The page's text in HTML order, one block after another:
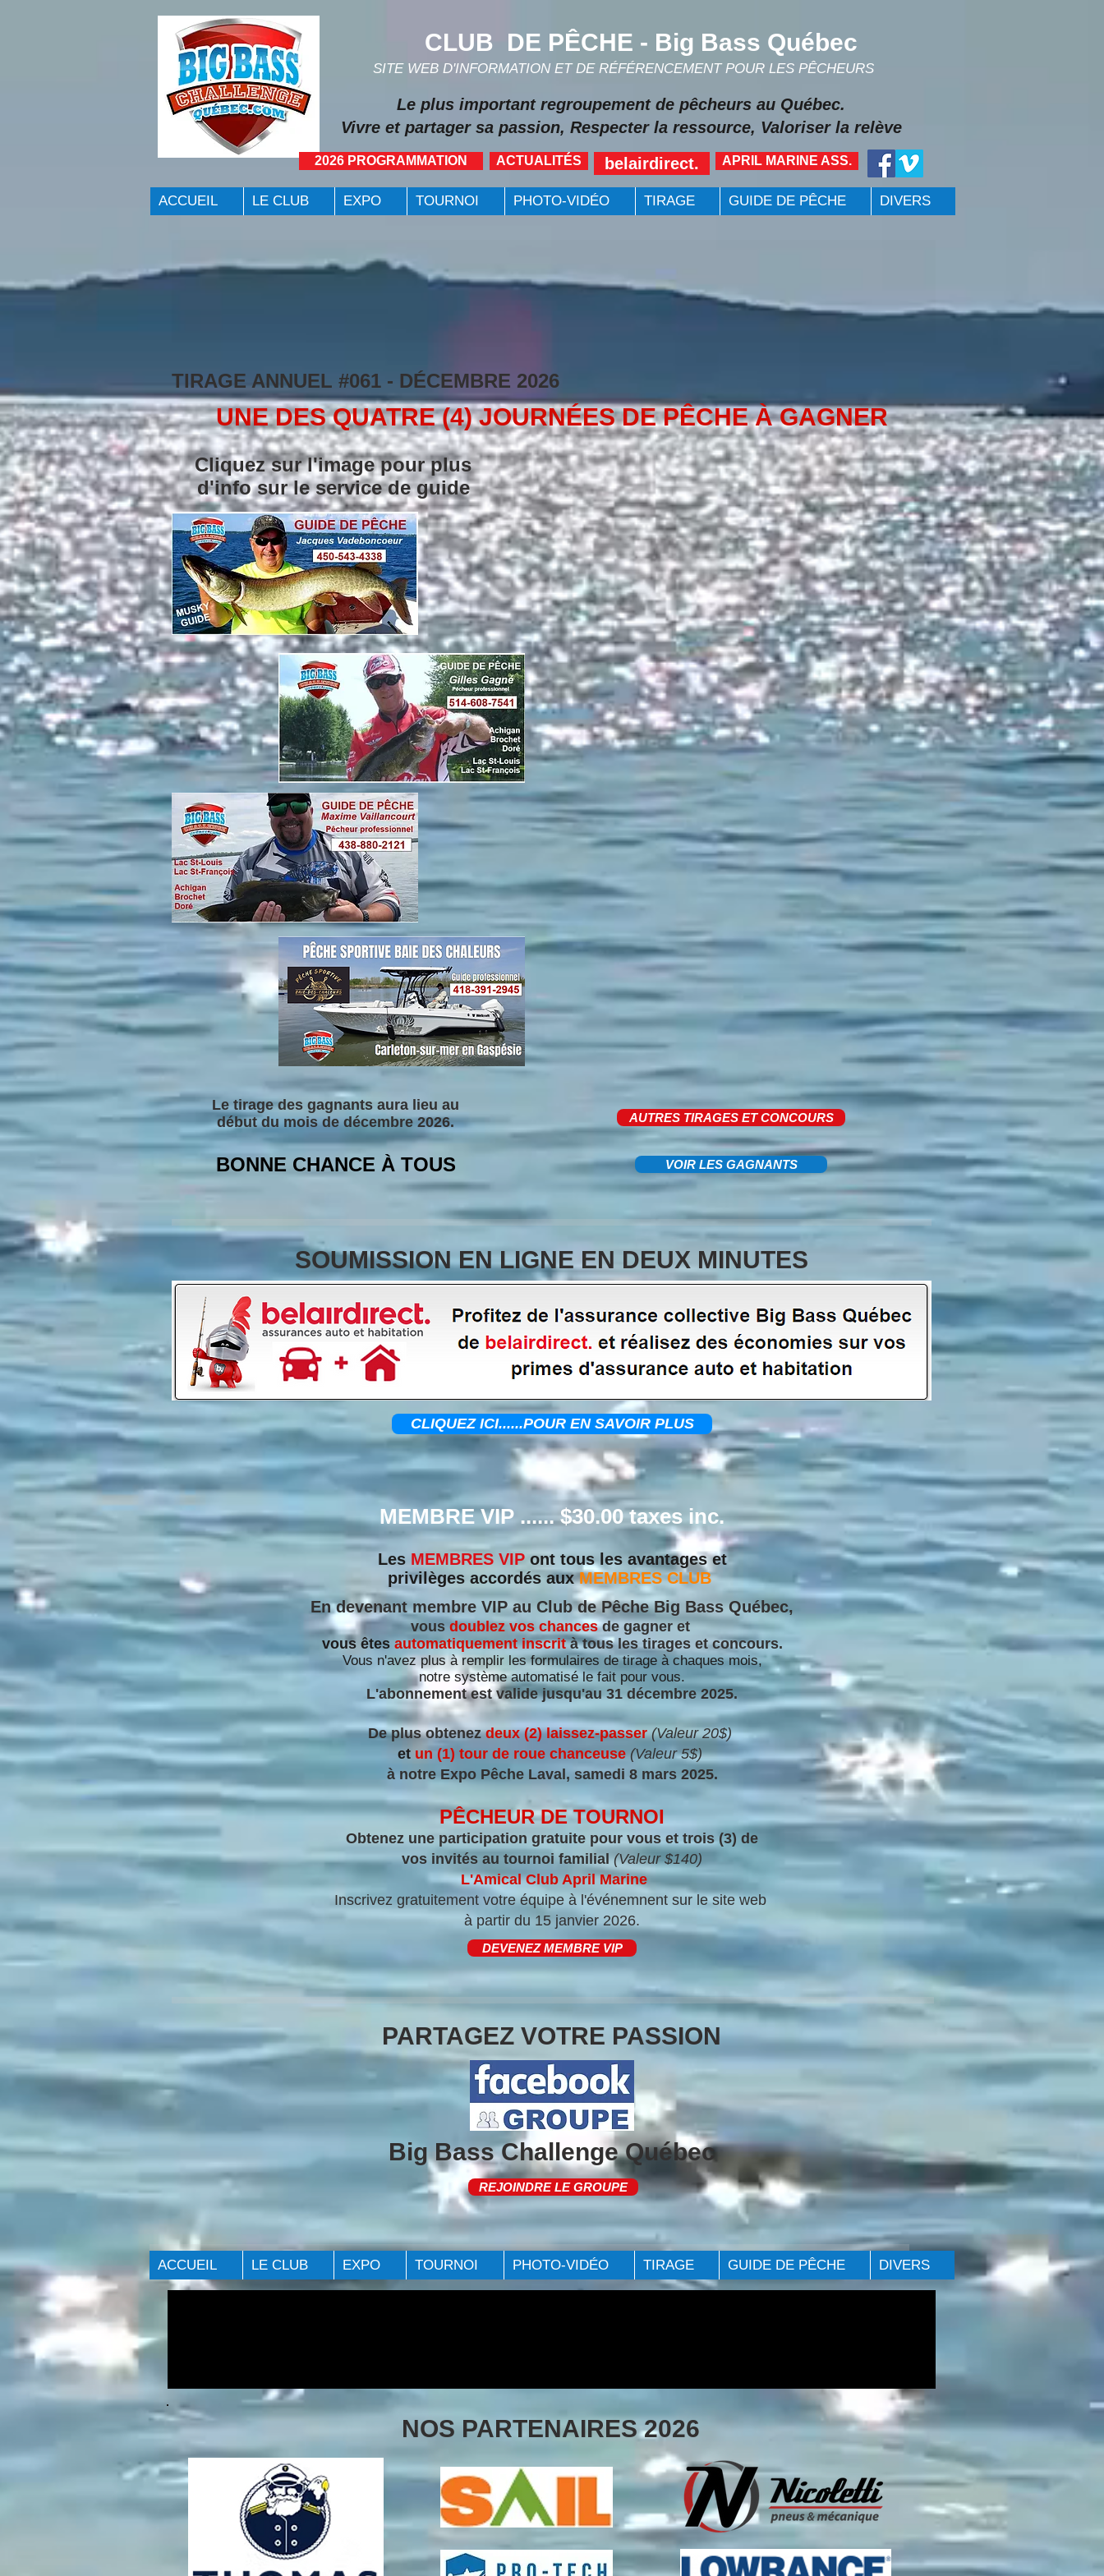
CLUB DE PÊCHE - Big Bass Québec
SITE WEB D'INFORMATION ET DE RÉFÉRENCEMENT POUR LES PÊCHEURS
Vivre et partager sa passion, Respecter la ressource, Valoriser la relève
2026 PROGRAMMATION ACTUALITÉS belairdirect. APRIL MARINE ASS.
Le plus important regroupement de pêcheurs au Québec.
ACCUEIL LE CLUB EXPO TOURNOI PHOTO-VIDÉO TIRAGE GUIDE DE PÊCHE DIVERS
TIRAGE ANNUEL #061 - DÉCEMBRE 2026
UNE DES QUATRE (4) JOURNÉES DE PÊCHE À GAGNER
Cliquez sur l'image pour plus
d'info sur le service de guide
Le tirage des gagnants aura lieu au
début du mois de décembre 2026.
BONNE CHANCE À TOUS
AUTRES TIRAGES ET CONCOURS
VOIR LES GAGNANTS
SOUMISSION EN LIGNE EN DEUX MINUTES
CLIQUEZ ICI......POUR EN SAVOIR PLUS
MEMBRE VIP ...... $30.00 taxes inc.
Les MEMBRES VIP ont tous les avantages et
privilèges accordés auxMEMBRES CLUB
En devenant membre VIP au Club de Pêche Big Bass Québec,
vous doublez vos chancesde gagner et
vous êtes automatiquement inscrità tous les tirages et concours.
Vous n'avez plus à remplir les formulaires de tirage à chaques mois,
notre système automatisé le fait pour vous.
L'abonnement est valide jusqu'au 31 décembre 2025.
De plus obtenezdeux (2) laissez-passer (Valeur 20$)
et un (1) tour de roue chanceuse (Valeur5$)
à notre Expo Pêche Laval, samedi 8 mars2025.
PÊCHEUR DE TOURNOI
Obtenez une participation gratuite pour vous et trois (3) de
vos invités au tournoi familial (Valeur $140)
L'Amical Club April Marine
Inscrivez gratuitement votre équipe à l'événemnent sur le site web
à partir du 15 janvier 2026.
DEVENEZ MEMBRE VIP
PARTAGEZ VOTRE PASSION
Big Bass Challenge Québec
REJOINDRE LE GROUPE
ACCUEIL LE CLUB EXPO TOURNOI PHOTO-VIDÉO TIRAGE GUIDE DE PÊCHE DIVERS
NOS PARTENAIRES 2026